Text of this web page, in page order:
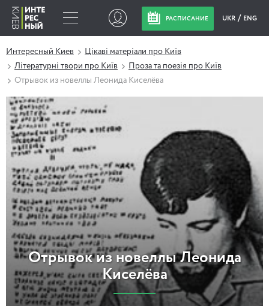
РАСПИСАНИЕ UKR ENG
Интересный Киев
Цікаві матеріали про Київ
Літературні твори про Київ
Проза та поезія про Київ
Отрывок из новеллы Леонида Киселёва
Отрывок из новеллы Леонида
Киселёва